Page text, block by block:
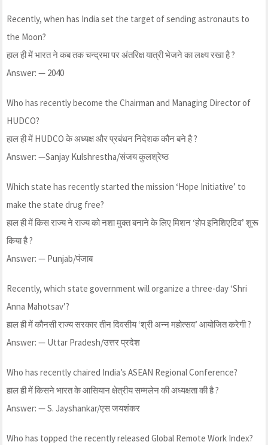
Recently, when has India set the target of sending astronauts to
the Moon?
हाल ही में भारत ने कब तक चन्द्रमा पर अंतरिक्ष यात्री भेजने का लक्ष्य रखा है ?
Answer: — 2040
Who has recently become the Chairman and Managing Director of
HUDCO?
हाल ही में HUDCO के अध्यक्ष और प्रबंधन निदेशक कौन बने है ?
Answer: —Sanjay Kulshrestha/संजय कुलश्रेष्ठ
Which state has recently started the mission ‘Hope Initiative’ to
make the state drug free?
हाल ही में किस राज्य ने राज्य को नशा मुक्त बनाने के लिए मिशन ‘होप इनिशिएटिव’ शुरू
किया है ?
Answer: — Punjab/पंजाब
Recently, which state government will organize a three-day ‘Shri
Anna Mahotsav’?
हाल ही में कौनसी राज्य सरकार तीन दिवसीय ‘श्री अन्न महोत्सव’ आयोजित करेगी ?
Answer: — Uttar Pradesh/उत्तर प्रदेश
Who has recently chaired India’s ASEAN Regional Conference?
हाल ही में किसने भारत के आसियान क्षेत्रीय सम्मलेन की अध्यक्षता की है ?
Answer: — S. Jayshankar/एस जयशंकर
Who has topped the recently released Global Remote Work Index?